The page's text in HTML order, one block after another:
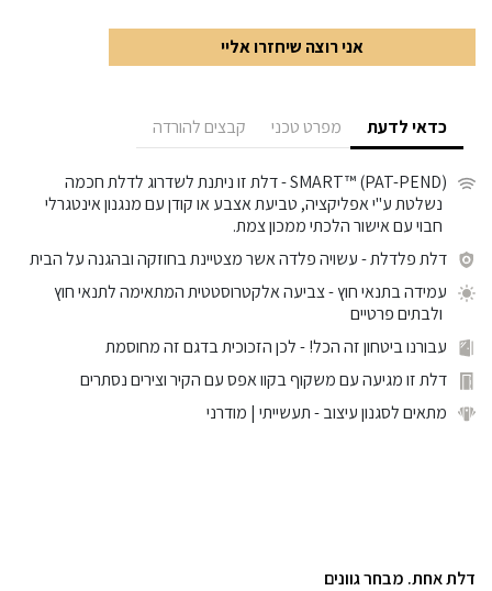
אני רוצה שיחזרו אליי
כדאי לדעת מפרט טכני קבצים להורדה
SMART™ (PAT-PEND)- דלת זו ניתנת לשדרוג לדלת חכמה
נשלטת ע"י אפליקציה, טביעת אצבע או קודן עם מנגנון אינטגרלי
חבוי עם אישור הלכתי ממכון צמת.
דלת פלדלת- עשויה פלדה אשר מצטיינת בחוזקה ובהגנה על הבית
עמידה בתנאי חוץ- צביעה אלקטרוסטטית המתאימה לתנאי חוץ
ולבתים פרטיים
עבורנו ביטחון זה הכל!- לכן הזכוכית בדגם זה מחוסמת
דלת זו מגיעה עם משקוף בקוו אפס עם הקיר וצירים נסתרים
מתאים לסגנון עיצוב- תעשייתי | מודרני
דלת אחת. מבחר גוונים